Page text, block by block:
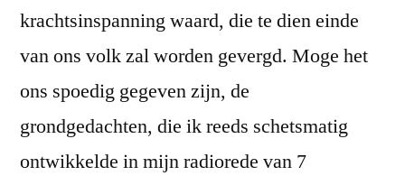
krachtsinspanning waard, die te dien einde
van ons volk zal worden gevergd. Moge het
ons spoedig gegeven zijn, de
grondgedachten, die ik reeds schetsmatig
ontwikkelde in mijn radiorede van 7